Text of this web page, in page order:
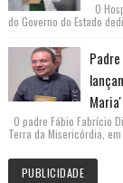
O
do Governo do Estado
Maria'
O padre Fábio Fabrício
Terra da Misericórdia, em
PUBLICIDADE